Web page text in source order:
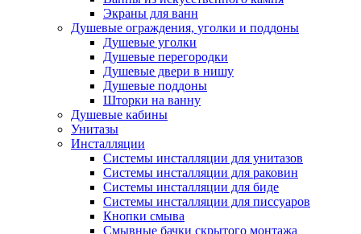
Экраны для ванн
Душевые ограждения, уголки и поддоны
Душевые уголки
Душевые перегородки
Душевые двери в нишу
Душевые поддоны
Шторки на ванну
Душевые кабины
Унитазы
Инсталляции
Системы инсталляции для унитазов
Системы инсталляции для раковин
Системы инсталляции для биде
Системы инсталляции для писсуаров
Кнопки смыва
Смывные бачки скрытого монтажа